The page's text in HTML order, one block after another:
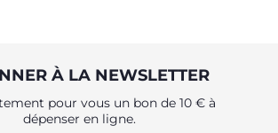
À LA NEWSLETTER
pour vous un bon de 10 € à
dépenser en ligne.